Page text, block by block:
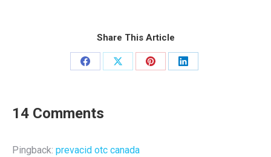
Share This Article
Share
Share
Share
Share
14 Comments
Pingback: prevacid otc canada